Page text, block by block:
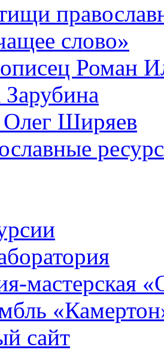
слово»
Роман
Ширяев
мастерская
сайт